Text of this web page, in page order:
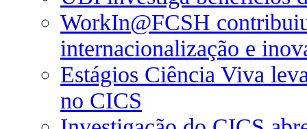
WorkIn@FCSH
internacionalização e
Estágios Ciência Viva
no CICS